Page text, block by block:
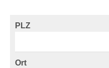
PLZ
Ort